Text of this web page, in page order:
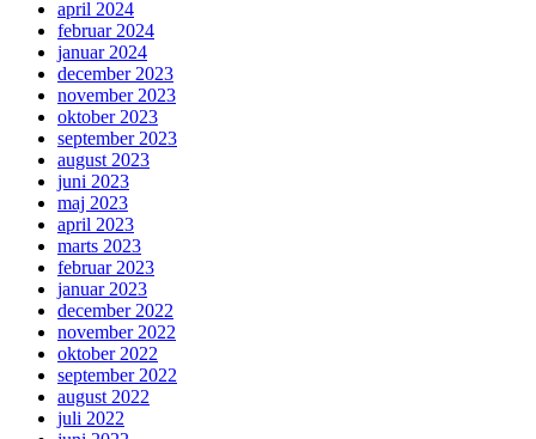
april 2024
februar 2024
januar 2024
december 2023
november 2023
oktober 2023
september 2023
august 2023
juni 2023
maj 2023
april 2023
marts 2023
februar 2023
januar 2023
december 2022
november 2022
oktober 2022
september 2022
august 2022
juli 2022